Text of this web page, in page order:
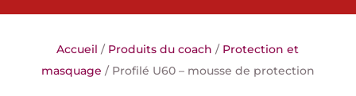
Accueil / Produits du coach / Protection et
masquage / Profilé U60 – mousse de protection